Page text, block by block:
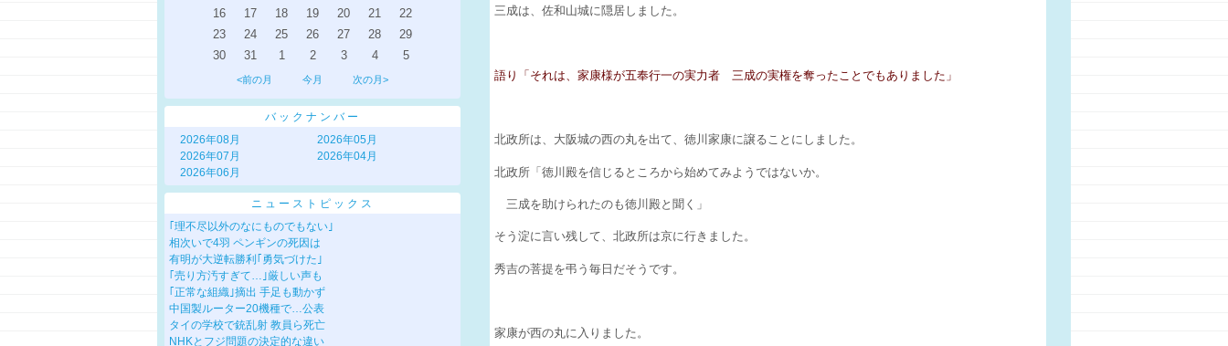
16
17 18 19 20 21
22
23
24 25 26 27 28
29
30
31 1 2 3 4 5
<前の月 今月 次の月>
バックナンバー
2026年08月
2026年07月
2026年06月
2026年05月
2026年04月
ニューストピックス
｢理不尽以外のなにものでもない｣
相次いで4羽 ペンギンの死因は
有明が大逆転勝利｢勇気づけた｣
｢売り方汚すぎて…｣厳しい声も
｢正常な組織｣摘出 手足も動かず
中国製ルーター20機種で…公表
タイの学校で銃乱射 教員ら死亡
NHKとフジ問題の決定的な違い
三成は、佐和山城に隠居しました。
語り「それは、家康様が五奉行一の実力者 三成の実権を奪ったことでもありました」
北政所は、大阪城の西の丸を出て、徳川家康に譲ることにしました。
北政所「徳川殿を信じるところから始めてみようではないか。
三成を助けられたのも徳川殿と聞く」
そう淀に言い残して、北政所は京に行きました。
秀吉の菩提を弔う毎日だそうです。
家康が西の丸に入りました。